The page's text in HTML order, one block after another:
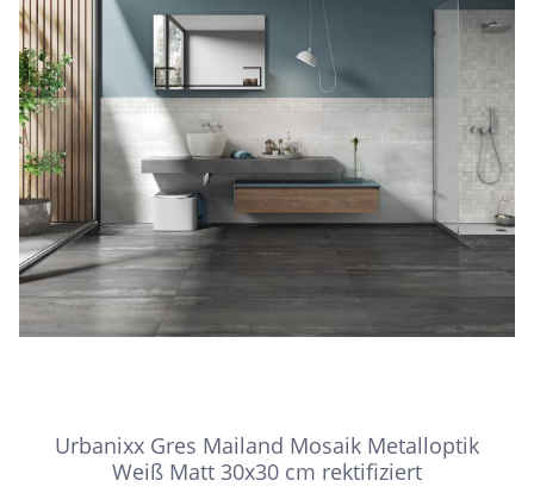
Urbanixx Gres Mailand Mosaik Metalloptik
Weiß Matt 30x30 cm rektifiziert